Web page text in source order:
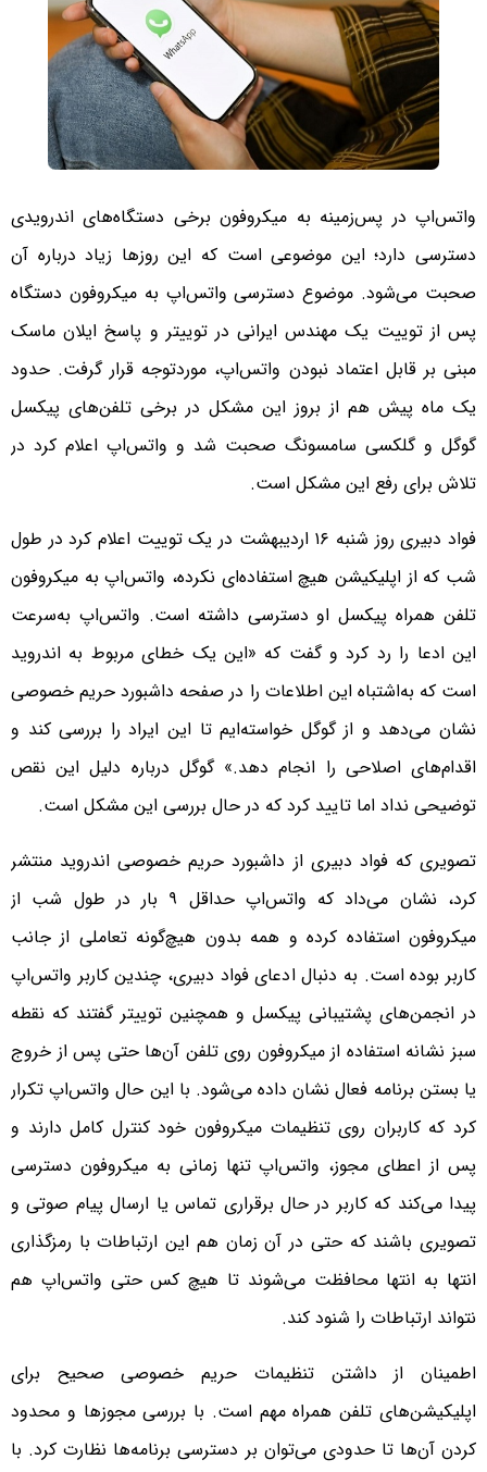
واتس‌اپ در پس‌زمینه به میکروفون‌ برخی دستگاه‌های اندرویدی
دسترسی دارد؛ این موضوعی است که این روزها زیاد درباره آن
صحبت می‌شود. موضوع دسترسی واتس‌اپ به میکروفون دستگاه
پس از توییت یک مهندس ایرانی در توییتر و پاسخ ایلان ماسک
مبنی بر قابل اعتماد نبودن واتس‌اپ، موردتوجه قرار گرفت. حدود
یک ماه پیش هم از بروز این مشکل در برخی تلفن‌های پیکسل
گوگل و گلکسی سامسونگ صحبت شد و واتس‌اپ اعلام کرد در
تلاش برای رفع این مشکل است.
فواد دبیری روز شنبه ۱۶ اردیبهشت در یک توییت اعلام کرد در طول
شب که از اپلیکیشن هیچ استفاده‌ای نکرده، واتس‌اپ به میکروفون
تلفن همراه پیکسل او دسترسی داشته است. واتس‌اپ به‌سرعت
این ادعا را رد کرد و گفت که «این یک خطای مربوط به اندروید
است که به‌اشتباه این اطلاعات را در صفحه داشبورد حریم خصوصی
نشان می‌دهد و از گوگل خواسته‌ایم تا این ایراد را بررسی کند و
اقدا‌م‌های اصلاحی را انجام دهد.» گوگل درباره دلیل این نقص
توضیحی نداد اما تایید کرد که در حال بررسی این مشکل است.
تصویری که فواد دبیری از داشبورد حریم خصوصی اندروید منتشر
کرد، نشان می‌داد که واتس‌اپ حداقل ۹ بار در طول شب از
میکروفون استفاده کرده و همه بدون هیچ‌گونه تعاملی از جانب
کاربر بوده است. به دنبال ادعای فواد دبیری، چندین کاربر واتس‌اپ
در انجمن‌های پشتیبانی پیکسل و همچنین توییتر گفتند که نقطه
سبز نشانه استفاده از میکروفون روی تلفن آن‌ها حتی پس از خروج
یا بستن برنامه فعال نشان داده می‌شود. با این حال واتس‌اپ تکرار
کرد که کاربران روی تنظیمات میکروفون خود کنترل کامل دارند و
پس از اعطای مجوز، واتس‌اپ تنها زمانی به میکروفون دسترسی
پیدا می‌کند که کاربر در حال برقراری تماس یا ارسال پیام صوتی و
تصویری باشند که حتی در آن زمان هم این ارتباطات با رمزگذاری
انتها به انتها محافظت می‌شوند تا هیچ کس حتی واتس‌اپ هم
نتواند ارتباطات را شنود کند.
اطمینان از داشتن تنظیمات حریم خصوصی صحیح برای
اپلیکیشن‌های تلفن همراه مهم است. با بررسی مجوزها و محدود
کردن آن‌ها تا حدودی می‌توان بر دسترسی برنامه‌ها نظارت کرد. با